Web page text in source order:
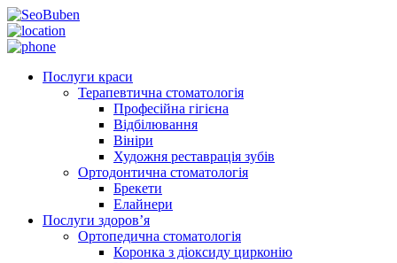
Послуги краси
Терапевтична стоматологія
Професійна гігієна
Відбілювання
Вініри
Художня реставрація зубів
Ортодонтична стоматологія
Брекети
Елайнери
Послуги здоров’я
Ортопедична стоматологія
Коронка з діоксиду цирконію